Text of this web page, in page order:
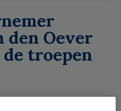
den Oever
troepen